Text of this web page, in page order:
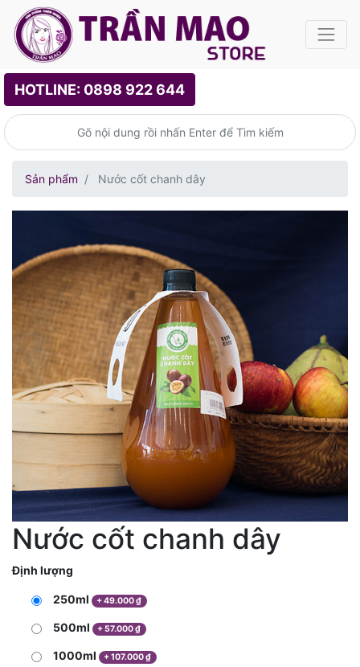
HOTLINE: 0898 922 644
Sản phẩm Nước cốt chanh dây
Nước cốt chanh dây
Định lượng
250ml +49.000₫
500ml +57.000₫
1000ml +107.000₫